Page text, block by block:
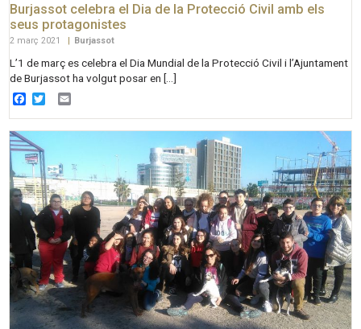
Burjassot celebra el Dia de la Protecció Civil amb els
seus protagonistes
2 març 2021 | Burjassot
L’1 de març es celebra el Dia Mundial de la Protecció Civil i l’Ajuntament
de Burjassot ha volgut posar en […]
Facebook
Twitter